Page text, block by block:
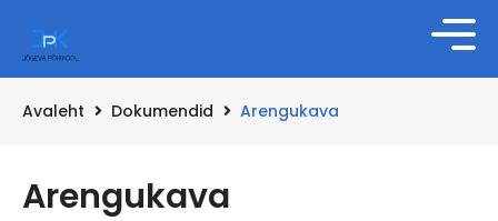
Avaleht Dokumendid Arengukava
Arengukava